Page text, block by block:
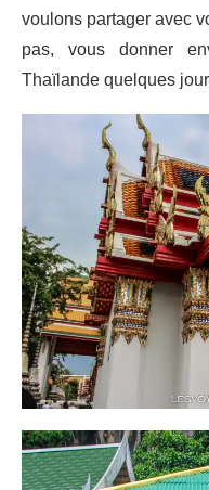
voulons partager avec
pas, vous donner
Thaïlande quelques